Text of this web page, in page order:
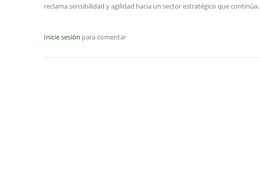
reclama sensibilidad y agilidad hacia un sector estratégico que
Inicie sesión para comentar